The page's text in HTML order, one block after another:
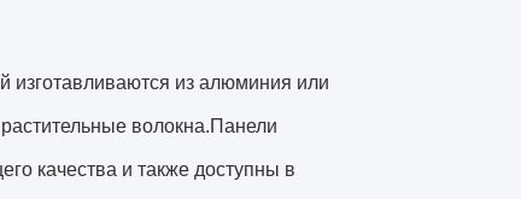
из алюминия или
волокна.Панели
качества и также доступны в